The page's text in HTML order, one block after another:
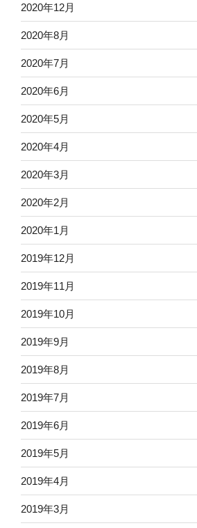
2020年12月
2020年8月
2020年7月
2020年6月
2020年5月
2020年4月
2020年3月
2020年2月
2020年1月
2019年12月
2019年11月
2019年10月
2019年9月
2019年8月
2019年7月
2019年6月
2019年5月
2019年4月
2019年3月